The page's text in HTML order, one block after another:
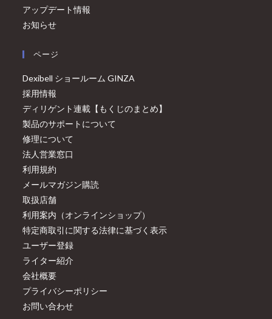
アップデート情報
お知らせ
ページ
Dexibell ショールーム GINZA
採用情報
ディリゲント連載【もくじのまとめ】
製品のサポートについて
修理について
法人営業窓口
利用規約
メールマガジン購読
取扱店舗
利用案内（オンラインショップ）
特定商取引に関する法律に基づく表示
ユーザー登録
ライター紹介
会社概要
プライバシーポリシー
お問い合わせ